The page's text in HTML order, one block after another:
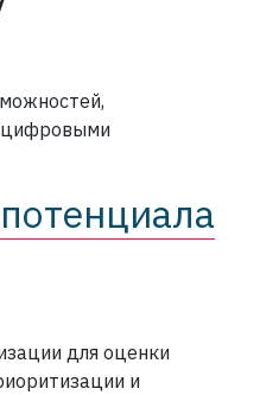
цифровыми
для оценки
и